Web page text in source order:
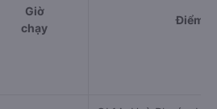
Giờ
chạy
Điểm đi